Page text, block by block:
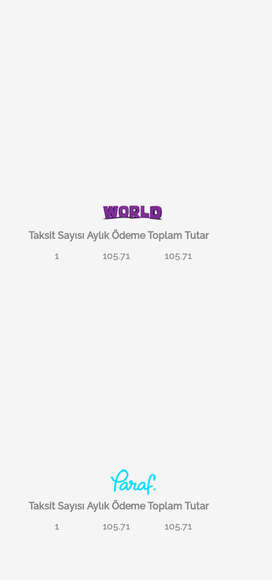
Taksit Sayısı Aylık Ödeme Toplam Tutar
1
105.71 105.71
Taksit Sayısı Aylık Ödeme Toplam Tutar
1
105.71 105.71